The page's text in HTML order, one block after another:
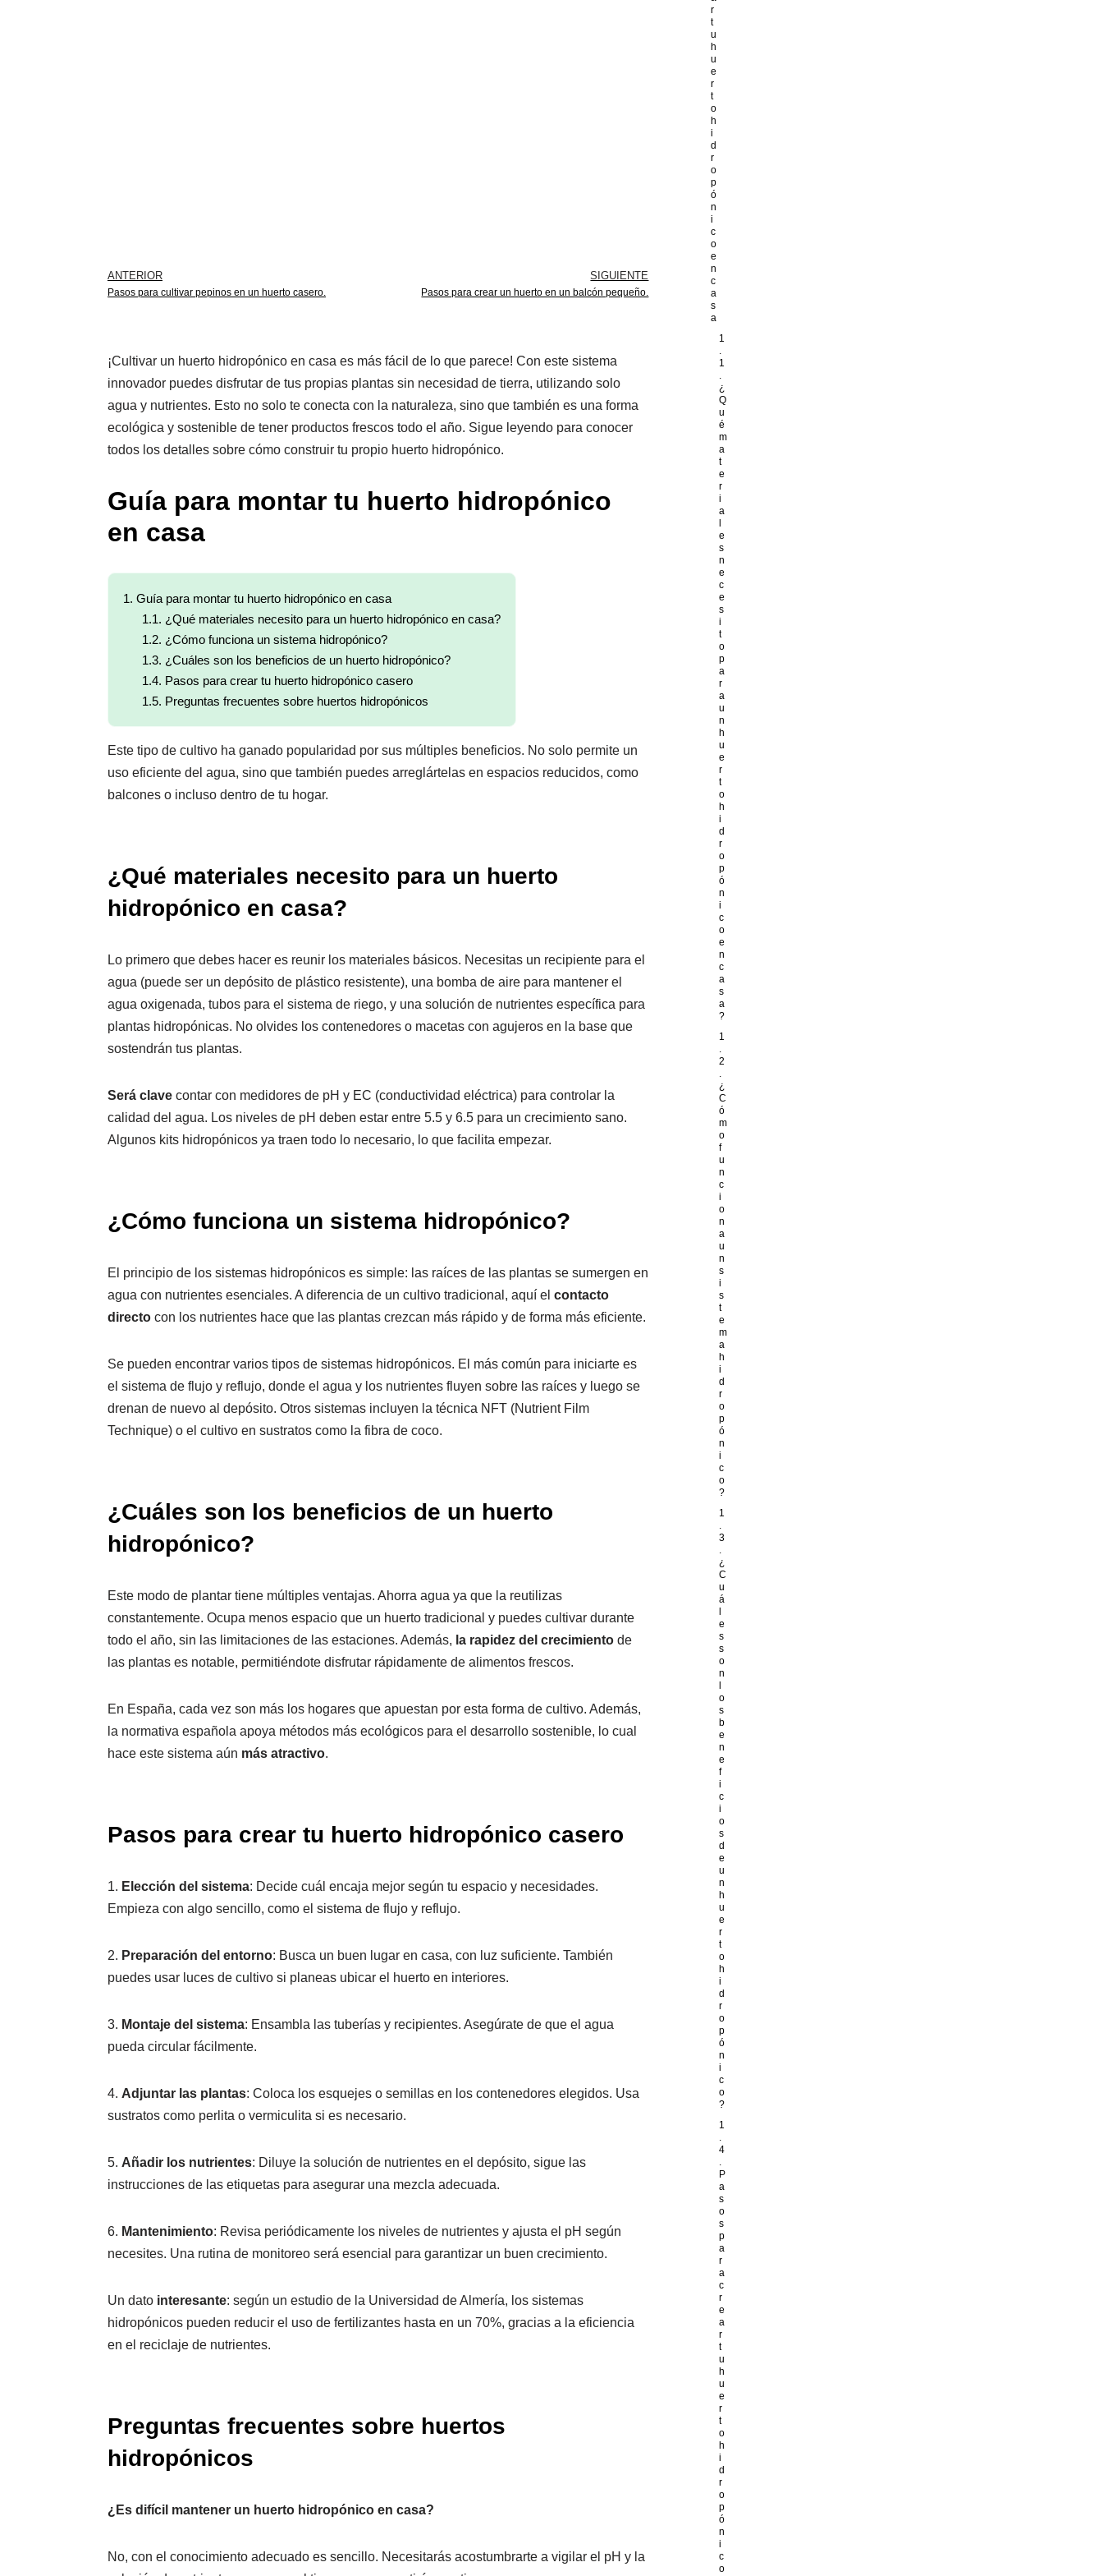
ANTERIOR
Pasos para cultivar pepinos en un huerto casero.
SIGUIENTE
Pasos para crear un huerto en un balcón pequeño.
¡Cultivar un huerto hidropónico en casa es más fácil de lo que parece! Con este sistema
innovador puedes disfrutar de tus propias plantas sin necesidad de tierra, utilizando solo
agua y nutrientes. Esto no solo te conecta con la naturaleza, sino que también es una forma
ecológica y sostenible de tener productos frescos todo el año. Sigue leyendo para conocer
todos los detalles sobre cómo construir tu propio huerto hidropónico.
Guía para montar tu huerto hidropónico
en casa
1. Guía para montar tu huerto hidropónico en casa
1.1. ¿Qué materiales necesito para un huerto hidropónico en casa?
1.2. ¿Cómo funciona un sistema hidropónico?
1.3. ¿Cuáles son los beneficios de un huerto hidropónico?
1.4. Pasos para crear tu huerto hidropónico casero
1.5. Preguntas frecuentes sobre huertos hidropónicos
Este tipo de cultivo ha ganado popularidad por sus múltiples beneficios. No solo permite un
uso eficiente del agua, sino que también puedes arreglártelas en espacios reducidos, como
balcones o incluso dentro de tu hogar.
¿Qué materiales necesito para un huerto
hidropónico en casa?
Lo primero que debes hacer es reunir los materiales básicos. Necesitas un recipiente para el
agua (puede ser un depósito de plástico resistente), una bomba de aire para mantener el
agua oxigenada, tubos para el sistema de riego, y una solución de nutrientes específica para
plantas hidropónicas. No olvides los contenedores o macetas con agujeros en la base que
sostendrán tus plantas.
Será clave contar con medidores de pH y EC (conductividad eléctrica) para controlar la
calidad del agua. Los niveles de pH deben estar entre 5.5 y 6.5 para un crecimiento sano.
Algunos kits hidropónicos ya traen todo lo necesario, lo que facilita empezar.
¿Cómo funciona un sistema hidropónico?
El principio de los sistemas hidropónicos es simple: las raíces de las plantas se sumergen en
agua con nutrientes esenciales. A diferencia de un cultivo tradicional, aquí el contacto
directo con los nutrientes hace que las plantas crezcan más rápido y de forma más eficiente.
Se pueden encontrar varios tipos de sistemas hidropónicos. El más común para iniciarte es
el sistema de flujo y reflujo, donde el agua y los nutrientes fluyen sobre las raíces y luego se
drenan de nuevo al depósito. Otros sistemas incluyen la técnica NFT (Nutrient Film
Technique) o el cultivo en sustratos como la fibra de coco.
¿Cuáles son los beneficios de un huerto
hidropónico?
Este modo de plantar tiene múltiples ventajas. Ahorra agua ya que la reutilizas
constantemente. Ocupa menos espacio que un huerto tradicional y puedes cultivar durante
todo el año, sin las limitaciones de las estaciones. Además, la rapidez del crecimiento de
las plantas es notable, permitiéndote disfrutar rápidamente de alimentos frescos.
En España, cada vez son más los hogares que apuestan por esta forma de cultivo. Además,
la normativa española apoya métodos más ecológicos para el desarrollo sostenible, lo cual
hace este sistema aún más atractivo.
Pasos para crear tu huerto hidropónico casero
1. Elección del sistema: Decide cuál encaja mejor según tu espacio y necesidades.
Empieza con algo sencillo, como el sistema de flujo y reflujo.
2. Preparación del entorno: Busca un buen lugar en casa, con luz suficiente. También
puedes usar luces de cultivo si planeas ubicar el huerto en interiores.
3. Montaje del sistema: Ensambla las tuberías y recipientes. Asegúrate de que el agua
pueda circular fácilmente.
4. Adjuntar las plantas: Coloca los esquejes o semillas en los contenedores elegidos. Usa
sustratos como perlita o vermiculita si es necesario.
5. Añadir los nutrientes: Diluye la solución de nutrientes en el depósito, sigue las
instrucciones de las etiquetas para asegurar una mezcla adecuada.
6. Mantenimiento: Revisa periódicamente los niveles de nutrientes y ajusta el pH según
necesites. Una rutina de monitoreo será esencial para garantizar un buen crecimiento.
Un dato interesante: según un estudio de la Universidad de Almería, los sistemas
hidropónicos pueden reducir el uso de fertilizantes hasta en un 70%, gracias a la eficiencia
en el reciclaje de nutrientes.
Preguntas frecuentes sobre huertos
hidropónicos
¿Es difícil mantener un huerto hidropónico en casa?
No, con el conocimiento adecuado es sencillo. Necesitarás acostumbrarte a vigilar el pH y la
r
t
u
h
u
e
r
t
o
h
i
d
r
o
p
ó
n
i
c
o
e
n
c
a
s
a
1
.
1
.
¿
Q
u
é
m
a
t
e
r
i
a
e
s
n
e
c
e
s
i
t
o
p
a
r
a
u
n
h
u
e
r
t
o
h
i
d
r
o
p
ó
n
i
c
o
e
n
c
a
s
a
?
1
.
2
.
¿
C
ó
m
o
f
u
n
c
i
o
n
a
u
n
s
i
s
t
e
m
a
h
i
d
r
o
p
ó
n
i
c
o
?
1
.
3
.
¿
C
u
á
e
s
s
o
n
o
s
b
e
n
e
f
i
c
i
o
s
d
e
u
n
h
u
e
r
t
o
h
i
d
r
o
p
ó
n
i
c
o
?
1
.
4
.
P
a
s
o
s
p
a
r
a
c
r
e
a
r
t
u
h
u
e
r
t
o
h
i
d
r
o
p
ó
n
i
c
o